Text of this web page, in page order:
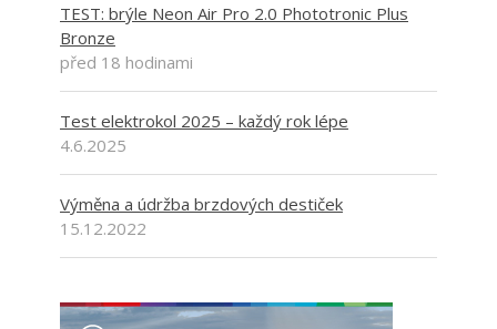
TEST: brýle Neon Air Pro 2.0 Phototronic Plus
Bronze
před 18 hodinami
Test elektrokol 2025 – každý rok lépe
4.6.2025
Výměna a údržba brzdových destiček
15.12.2022